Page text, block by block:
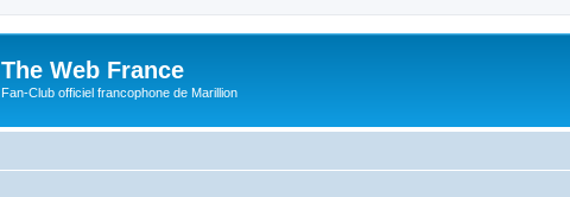
The Web France
Fan-Club officiel francophone de Marillion